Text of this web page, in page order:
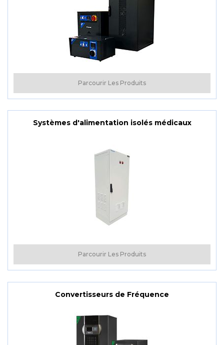
Parcourir Les Produits
Systèmes d'alimentation isolés médicaux
Parcourir Les Produits
Convertisseurs de Fréquence